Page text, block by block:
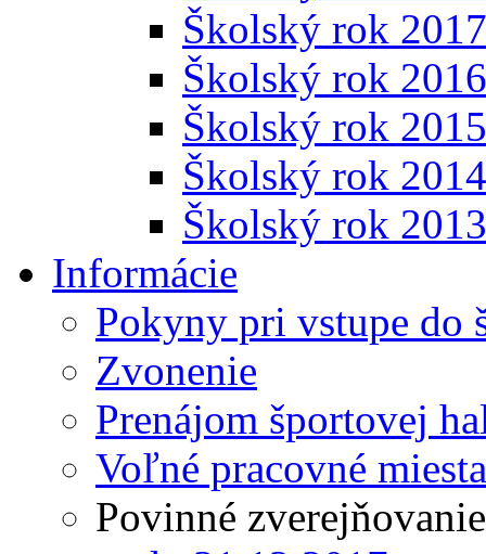
Školský rok
Školský rok
Školský rok
Školský rok
Školský rok
Informácie
Pokyny pri vstupe do
Zvonenie
Prenájom športovej
Voľné pracovné miesta
Povinné zverejňovanie